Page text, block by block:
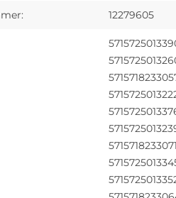
12279605
5715718233071